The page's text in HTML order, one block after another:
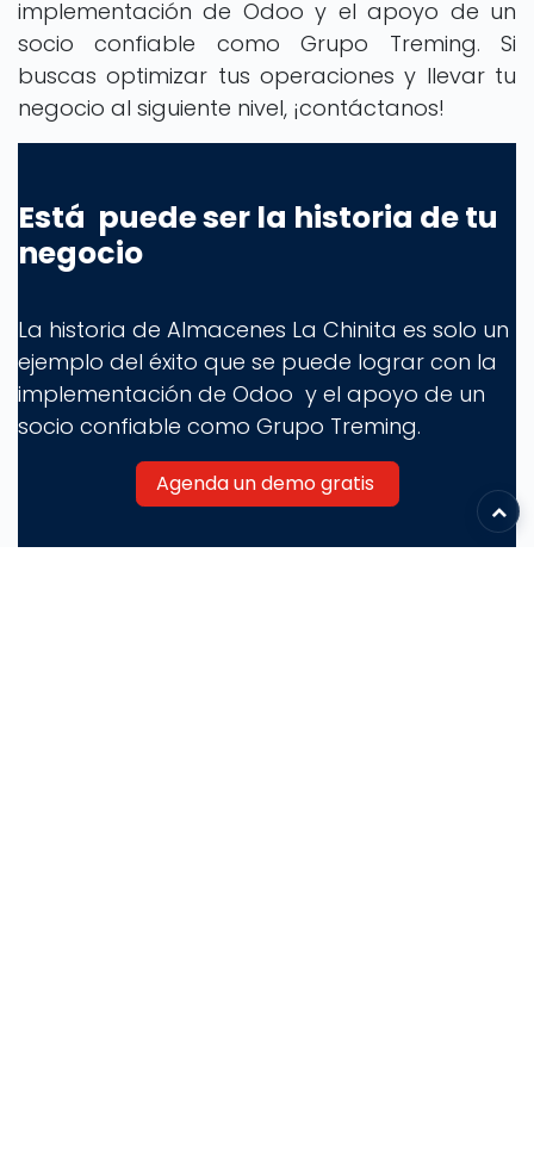
implementación de Odoo y el apoyo de un
socio confiable como Grupo Treming. Si
buscas optimizar tus operaciones y llevar tu
negocio al siguiente nivel, ¡contáctanos!
Está puede ser la historia de tu
negocio
La historia de Almacenes La Chinita es solo un
ejemplo del éxito que se puede lograr con la
implementación de Odoo y el apoyo de un
socio confiable como Grupo Treming.
Agenda un demo gratis